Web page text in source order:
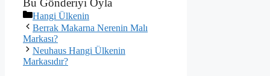
Bu Gönderiyi Oyla
Kategoriler
Hangi Ülkenin
Berrak Makarna Nerenin Malı
Markası?
Neuhaus Hangi Ülkenin
Markasıdır?